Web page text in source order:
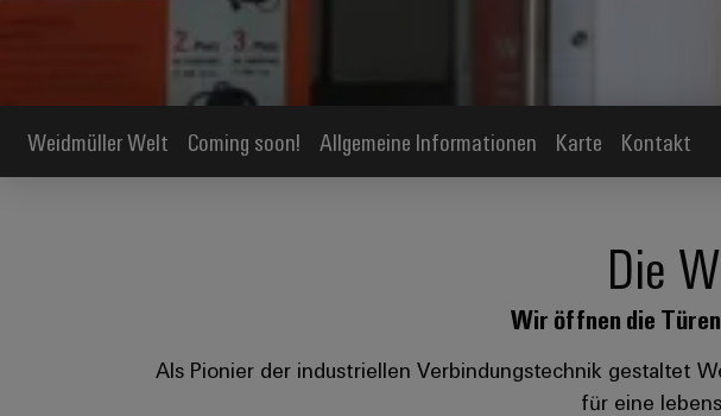
Weidmüller Welt Coming soon! Allgemeine Informationen Karte Kontakt
Die
Wir öffnen die
Als Pionier der industriellen Verbindungstechnik gestaltet
für eine